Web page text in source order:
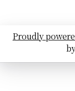
Proudly